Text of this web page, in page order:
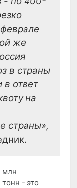
же
в страны
в ответ
на
страны»,
млн
- это